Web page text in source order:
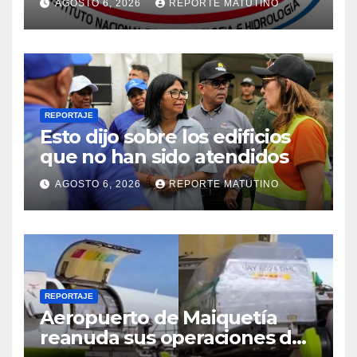
de este jueves 6 de agosto
2026
AGOSTO 6, 2026 REPORTE MATUTINO
REPORTAJE
Esto dijo sobre los edificios
que no han sido atendidos
AGOSTO 6, 2026 REPORTE MATUTINO
REPORTAJE
Aeropuerto de Maiquetía
reanuda sus operaciones de